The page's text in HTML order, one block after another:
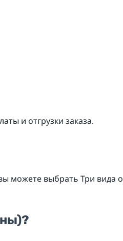
и отгрузки заказа.
можете выбрать Три вида